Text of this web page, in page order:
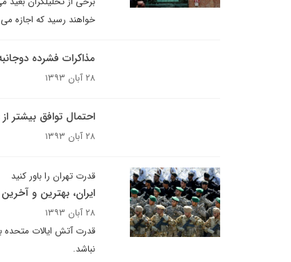
خواهند رسید که اجازه
مذاکرات فشرده
۲۸ آبان ۱۳۹۳
احتمال توافق بیشتر
۲۸ آبان ۱۳۹۳
قدرت تهران را باور کنید
ایران، بهترین و
۲۸ آبان ۱۳۹۳
قدرت آتش ایالات متحده
نباشد.